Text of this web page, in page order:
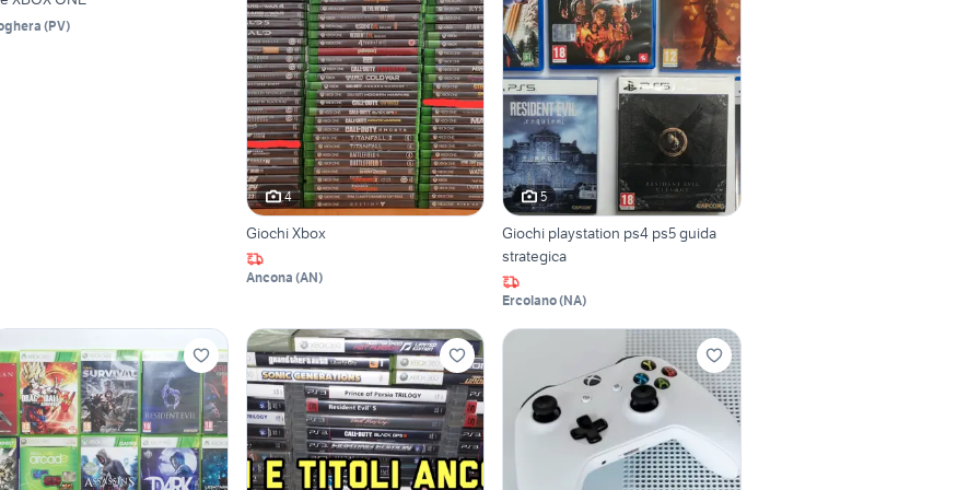
(PV)
4
Giochi Xbox
Ancona (AN)
5
Giochi playstation ps4 ps5 guida
strategica
Ercolano(NA)